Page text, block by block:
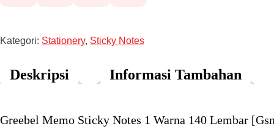
Kategori: Stationery, Sticky Notes
Deskripsi Informasi Tambahan
Greebel Memo Sticky Notes 1 Warna 140 Lembar